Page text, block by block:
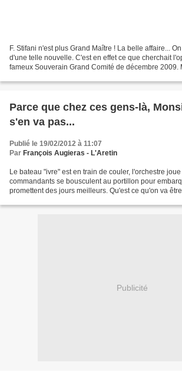
F. Stifani n'est plus Grand Maître ! La belle affaire...
d'une telle nouvelle. C'est en effet ce que cherchait
fameux Souverain Grand Comité de décembre 2009.
Parce que chez ces gens-là,
s'en va pas...
Publié le 19/02/2012 à 11:07
Par François Augieras - L'Aretin
Le bateau "ivre" est en train de couler, l'orchestre
commandants se bousculent au portillon pour
promettent des jours meilleurs. Qu'est ce qu'on va
Publicité